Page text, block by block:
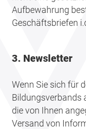
Aufbewahrung
Geschäftsbriefen
3. Newsletter
Wenn Sie sich für
Bildungsverbands
die von Ihnen
Versand von